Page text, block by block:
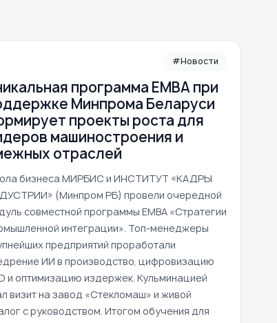
#Новости
программа ЕМВА при
Минпрома Беларуси
проекты роста для
машиностроения и
отраслей
бизнеса МИРБИС и ИНСТИТУТ «КАДРЫ
(Минпром РБ) провели очередной
совместной программы EMBA «Стратегии
интеграции». Топ-менеджеры
предприятий проработали
ИИ в производство, цифровизацию
и оптимизацию издержек. Кульминацией
визит на завод «Стекломаш» и живой
с руководством. Итогом обучения для